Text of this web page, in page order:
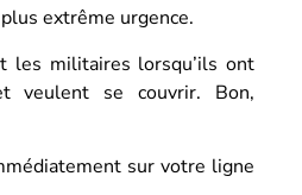
extrême urgence.
les militaires lorsqu’ils ont
veulent se couvrir. Bon,
sur votre ligne